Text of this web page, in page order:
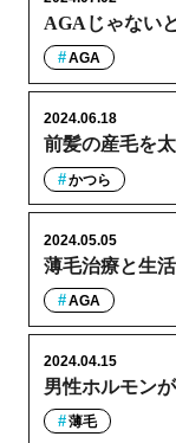
AGAじゃない
AGA
前髪の産毛を
2024.06.18
かつら
薄毛治療と生
2024.05.05
AGA
男性ホルモン
2024.04.15
薄毛